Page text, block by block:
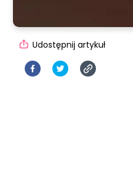
Udostępnij artykuł